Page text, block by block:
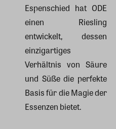
Espenschied hat ODE
einen Riesling
entwickelt, dessen
einzigartiges
Verhältnis von Säure
und Süße die perfekte
Basis für die Magie der
Essenzen bietet.